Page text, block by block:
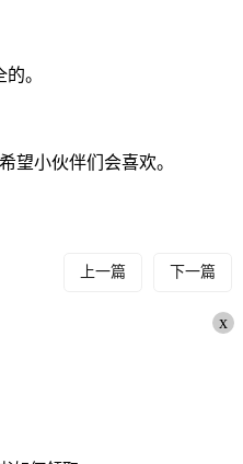
。
望小伙伴们会喜欢。
上一篇 下一篇
x